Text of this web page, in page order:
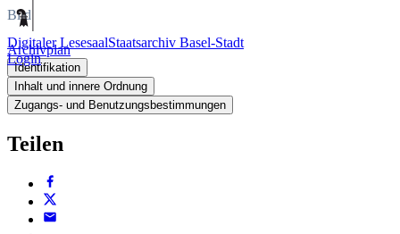
Digitaler LesesaalStaatsarchiv Basel-Stadt
Login
Bild
Archivplan
Identifikation
Inhalt und innere Ordnung
Zugangs- und Benutzungsbestimmungen
Teilen